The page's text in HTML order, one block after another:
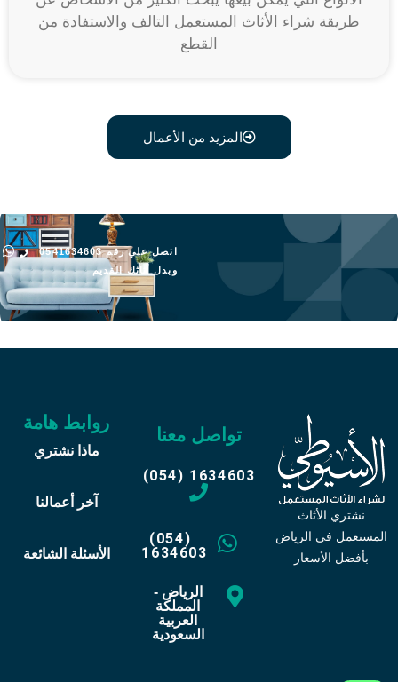
طريقة شراء الأثاث المستعمل التالف والاستفادة من
القطع
المزيد من الأعمال
اتصل علي رقم 0541634603
وبدل أثاثك القديم
روابط هامة
ماذا نشتري
آخر أعمالنا
الأسئلة الشائعة
تواصل معنا
(054) 1634603
(054)
1634603
الرياض -
المملكة
العربية
السعودية
نشتري الأثاث
المستعمل فى الرياض
بأفضل الأسعار